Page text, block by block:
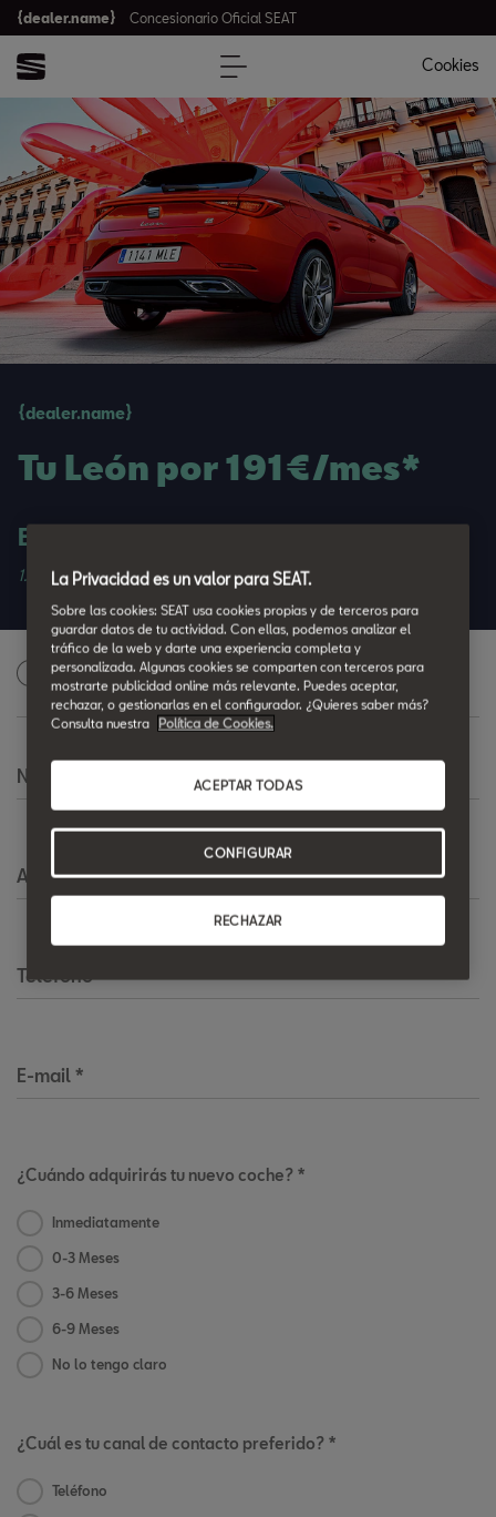
{dealer.name} Concesionario Oficial SEAT
Cookies
{dealer.name}
Tu León por 191€/mes*​
Entrada 2.500€
1.5 TSI 110 KW (150 CV) | FR Special Edition [2026] | Azul Fiord
Solicita una oferta personalizada
Nombre
Apellido*
Teléfono*
E-mail *
¿Cuándo adquirirás tu nuevo coche? *
Inmediatamente
0-3 Meses
3-6 Meses
6-9 Meses
No lo tengo claro
¿Cuál es tu canal de contacto preferido? *
Teléfono
La Privacidad es un valor para SEAT.
Sobre las cookies: SEAT usa cookies propias y de terceros para
guardar datos de tu actividad. Con ellas, podemos analizar el
tráfico de la web y darte una experiencia completa y
personalizada. Algunas cookies se comparten con terceros para
mostrarte publicidad online más relevante. Puedes aceptar,
rechazar, o gestionarlas en el configurador. ¿Quieres saber más?
Consulta nuestra
Política de Cookies.
RECHAZAR
ACEPTAR TODAS
CONFIGURAR